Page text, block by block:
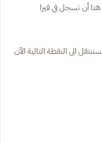
أن تسجل في فيزا
الى النقطة التالية الآن